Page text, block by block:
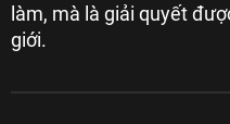
làm, mà là giải quyết
giới.